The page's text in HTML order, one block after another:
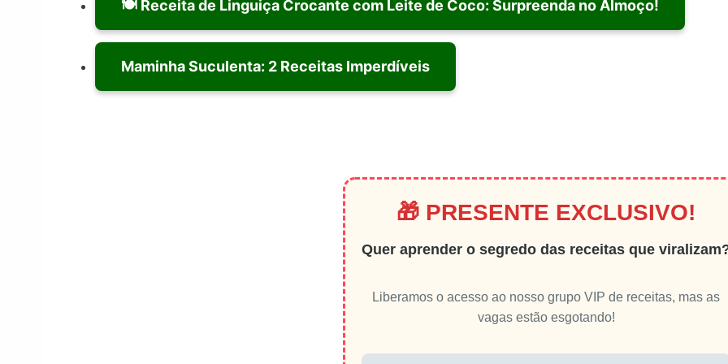
🍽️ Receita de Linguiça Crocante com Leite de Coco: Surpreenda no Almoço!
Maminha Suculenta: 2 Receitas Imperdíveis
🎁 PRESENTE EXCLUSIVO!
Quer aprender o segredo das receitas que
Liberamos o acesso ao nosso grupo VIP de receitas, mas as
vagas estão esgotando!